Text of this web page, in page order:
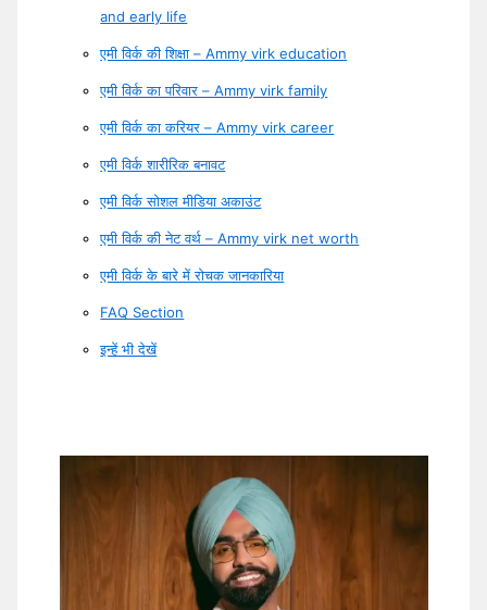
and early life
एमी विर्क की शिक्षा – Ammy virk education
एमी विर्क का परिवार – Ammy virk family
एमी विर्क का करियर – Ammy virk career
एमी विर्क शारीरिक बनावट
एमी विर्क सोशल मीडिया अकाउंट
एमी विर्क की नेट वर्थ – Ammy virk net worth
एमी विर्क के बारे में रोचक जानकारिया
FAQ Section
इन्हें भी देखें